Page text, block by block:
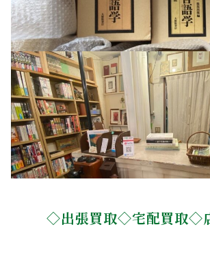
◇出張買取◇宅配買取◇